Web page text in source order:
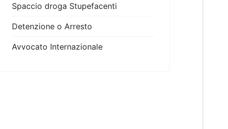
Spaccio droga Stupefacenti
Detenzione o Arresto
Avvocato Internazionale